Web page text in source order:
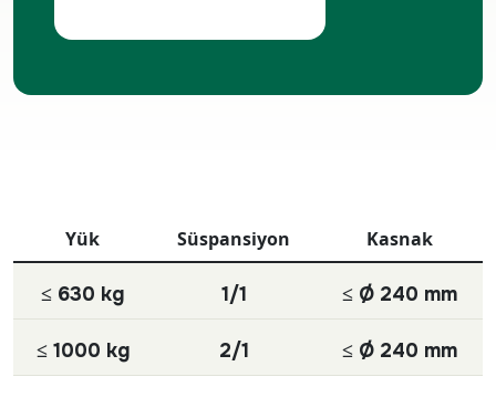
Yük Süspansiyon Kasnak
≤ 630 kg 1/1 ≤ Ø 240 mm
≤ 1000 kg 2/1 ≤ Ø 240 mm